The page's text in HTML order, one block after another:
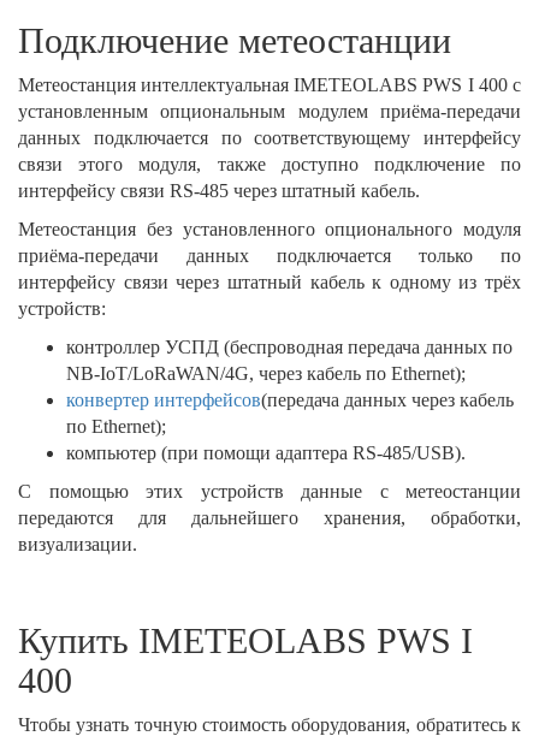
Подключение метеостанции
Метеостанция интеллектуальная IMETEOLABS PWS I 400 с
установленным опциональным модулем приёма-передачи
данных подключается по соответствующему интерфейсу
связи этого модуля, также доступно подключение по
интерфейсу связи RS-485 через штатный кабель.
Метеостанция без установленного опционального модуля
приёма-передачи данных подключается только по
интерфейсу связи через штатный кабель к одному из трёх
устройств:
контроллер УСПД (беспроводная передача данных по
NB-IoT/LoRaWAN/4G, через кабель по Ethernet);
конвертер интерфейсов(передача данных через кабель
по Ethernet);
компьютер (при помощи адаптера RS-485/USB).
С помощью этих устройств данные с метеостанции
передаются для дальнейшего хранения, обработки,
визуализации.
Купить IMETEOLABS PWS I
400
Чтобы узнать точную стоимость оборудования, обратитесь к